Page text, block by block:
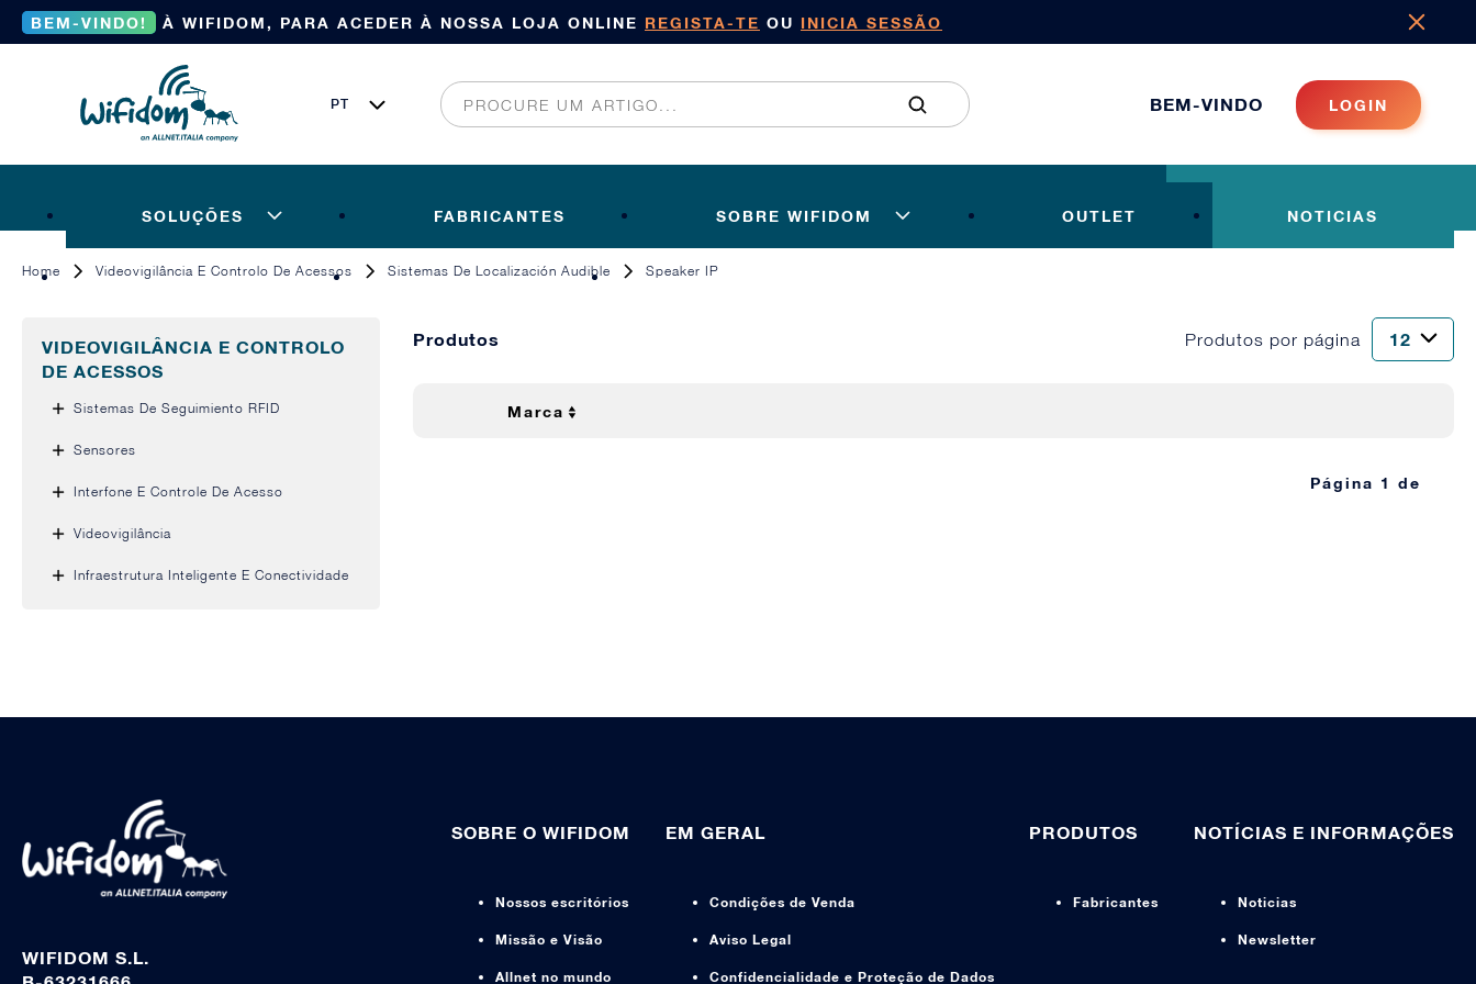
BEM-VINDO! À WIFIDOM, PARA ACEDER À NOSSA LOJA ONLINE REGISTA-TE OU INICIA SESSÃO
BEM-VINDO LOGIN
SOLUÇÕES FABRICANTES SOBRE WIFIDOM OUTLET NOTICIAS
Home Videovigilância E Controlo De Acessos Sistemas De Localización Audible Speaker IP
VIDEOVIGILÂNCIA E CONTROLO
DE ACESSOS
Sistemas De Seguimiento RFID
Sensores
Interfone E Controle De Acesso
Videovigilância
Infraestrutura Inteligente E Conectividade
Produtos Produtos por página
Marca
Página 1 de
WIFIDOM S.L.
SOBRE O WIFIDOM
Nossos escritórios
Missão e Visão
Allnet no mundo
EM GERAL
Condições de Venda
Aviso Legal
Confidencialidade e Proteção de Dados
PRODUTOS
Fabricantes
NOTÍCIAS E INFORMAÇÕES
Noticias
Newsletter